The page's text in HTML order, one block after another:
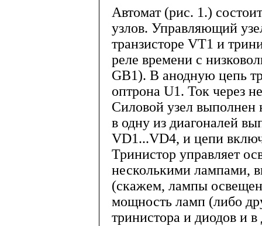
Автомат (рис. 1.)
узлов. Управляющий
транзисторе VT1 и
реле времени с
GB1). В анодную цепь
оптрона U1. Ток через
Силовой узел выполнен
в одну из диагоналей
VD1...VD4, и цепи
Трини­стор управляет
несколькими лампами,
(скажем, лампы
мощность ламп (либо
тринистора и диодов и в